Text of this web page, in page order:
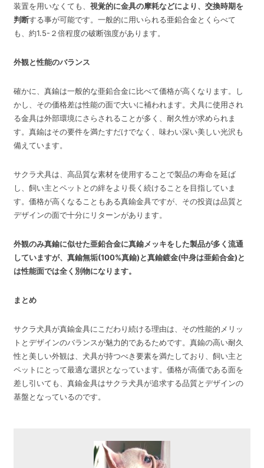
装置を用いなくても、 視覚的に金具の摩耗などにより、交換時期を
判断する事が可能です。一般的に用いられる亜鉛合金とくらべて
も、約1.5-２倍程度の破断強度があります。
外観と性能のバランス
確かに、真鍮は一般的な亜鉛合金に比べて価格が高くなります。し
かし、その価格差は性能の面で大いに補われます。犬具に使用され
る金具は外部環境にさらされることが多く、耐久性が求められま
す。真鍮はその要件を満たすだけでなく、味わい深い美しい光沢も
備えています。
サクラ犬具は、高品質な素材を使用することで製品の寿命を延ば
し、飼い主とペットとの絆をより長く続けることを目指していま
す。価格が高くなることもある真鍮金具ですが、その投資は品質と
デザインの面で十分にリターンがあります。
外観のみ真鍮に似せた亜鉛合金に真鍮メッキをした製品が多く流通
していますが、真鍮無垢(100%真鍮)と真鍮鍍金(中身は亜鉛合金)と
は性能面では全く別物になります。
まとめ
サクラ犬具が真鍮金具にこだわり続ける理由は、その性能的メリッ
トとデザインのバランスが魅力的であるためです。真鍮の高い耐久
性と美しい外観は、犬具が持つべき要素を満たしており、飼い主と
ペットにとって最適な選択となっています。価格が高価である面を
差し引いても、真鍮金具はサクラ犬具が追求する品質とデザインの
基盤となっているのです。